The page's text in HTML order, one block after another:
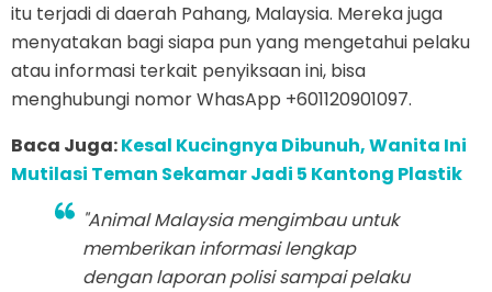
itu terjadi di daerah Pahang, Malaysia. Mereka juga
menyatakan bagi siapa pun yang mengetahui pelaku
atau informasi terkait penyiksaan ini, bisa
menghubungi nomor WhasApp +601120901097.
Baca Juga:Kesal Kucingnya Dibunuh, Wanita Ini
Mutilasi Teman Sekamar Jadi 5 Kantong Plastik
"Animal Malaysia mengimbau untuk
memberikan informasi lengkap
dengan laporan polisi sampai pelaku